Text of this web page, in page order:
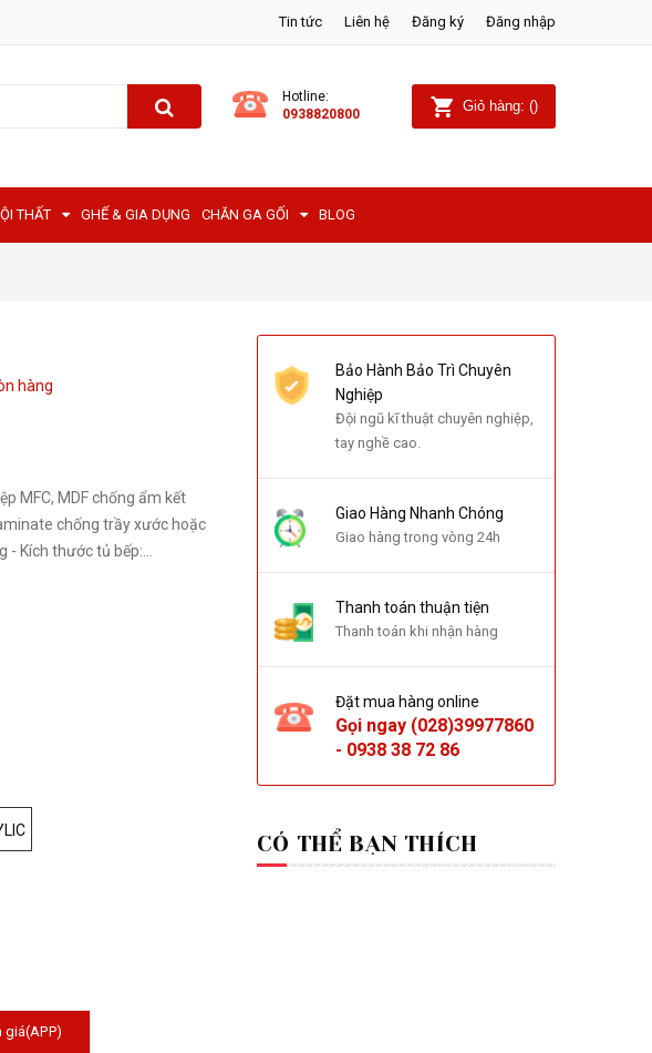
Tin tức Liên hệ Đăng ký Đăng nhập
Hotline:
0938820800
Giỏ hàng: ()
THẤT GHẾ & GIA DỤNG CHĂN GA GỐI BLOG
hàng
MFC, MDF chống ẩm kết
chống trầy xước hoặc
Kích thước tủ bếp:...
giá(APP)
Bảo Hành Bảo Trì Chuyên
Nghiệp
Đội ngũ kĩ thuật chuyên nghiệp,
tay nghề cao.
Giao Hàng Nhanh Chóng
Giao hàng trong vòng 24h
Thanh toán thuận tiện
Thanh toán khi nhận hàng
Đặt mua hàng online
Gọi ngay (028)39977860
- 0938 38 72 86
CÓ THỂ BẠN THÍCH